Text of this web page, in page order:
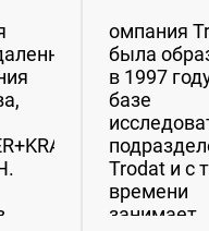
торговли
омпания
была
в 1997
базе
Trodat и с
времени
занимает